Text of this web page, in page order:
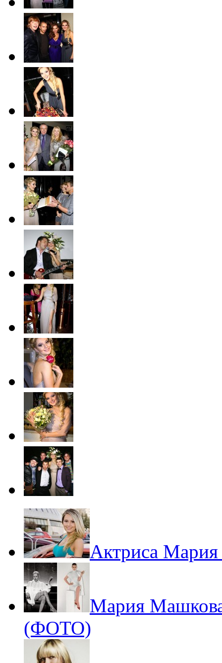
Актриса
Мария
(ФОТО)